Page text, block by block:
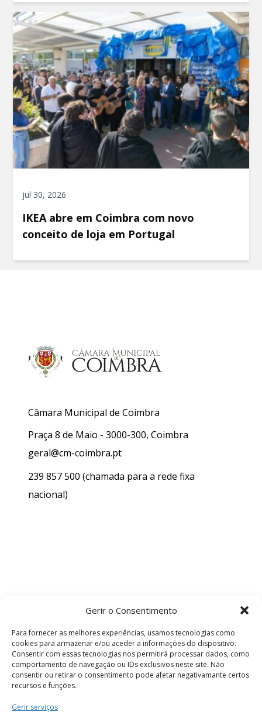
Gerir o Consentimento
Para fornecer as melhores experiências, usamos tecnologias como
cookies para armazenar e/ou aceder a informações do dispositivo.
Consentir com essas tecnologias nos permitirá processar dados, como
comportamento de navegação ou IDs exclusivos neste site. Não
consentir ou retirar o consentimento pode afetar negativamante certos
recursos e funções.
Gerir serviços
jul 30, 2026
IKEA abre em Coimbra com novo
conceito de loja em Portugal
Câmara Municipal de Coimbra
Praça 8 de Maio - 3000-300, Coimbra
geral@cm-coimbra.pt
239 857 500 (chamada para a rede fixa
nacional)
Termos e Condições